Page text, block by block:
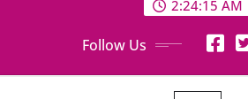
2:24:16 AM
Follow Us